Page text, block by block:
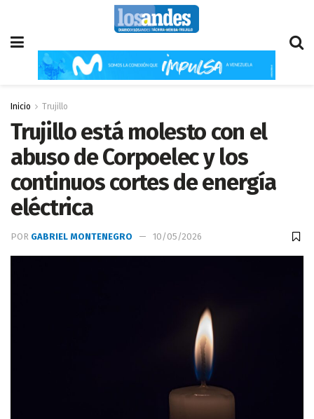
Inicio Trujillo
Trujillo está molesto con el
abuso de Corpoelec y los
continuos cortes de energía
eléctrica
POR GABRIEL MONTENEGRO 10/05/2026